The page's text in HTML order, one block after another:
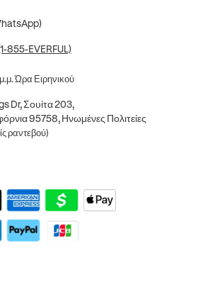
855-EVERFUL)
Ώρα Ειρηνικού
Dr, Σουίτα 203,
95758, Ηνωμένες Πολιτείες
ραντεβού)